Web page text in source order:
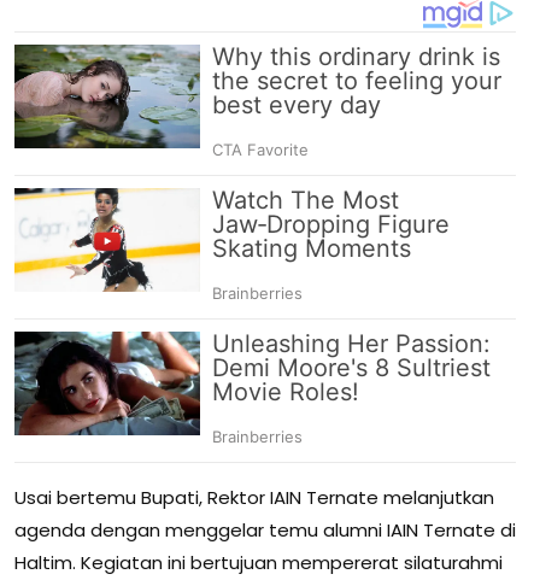
Usai bertemu Bupati, Rektor IAIN Ternate melanjutkan
agenda dengan menggelar temu alumni IAIN Ternate di
Haltim. Kegiatan ini bertujuan mempererat silaturahmi